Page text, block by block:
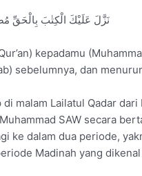
نَزَّلَ عَلَيْكَ الْكِتٰبَ بِالْحَقِّ
kepadamu
sebelumnya, dan
malam Lailatul Qadar
SAW secara
ke dalam dua periode,
Madinah yang